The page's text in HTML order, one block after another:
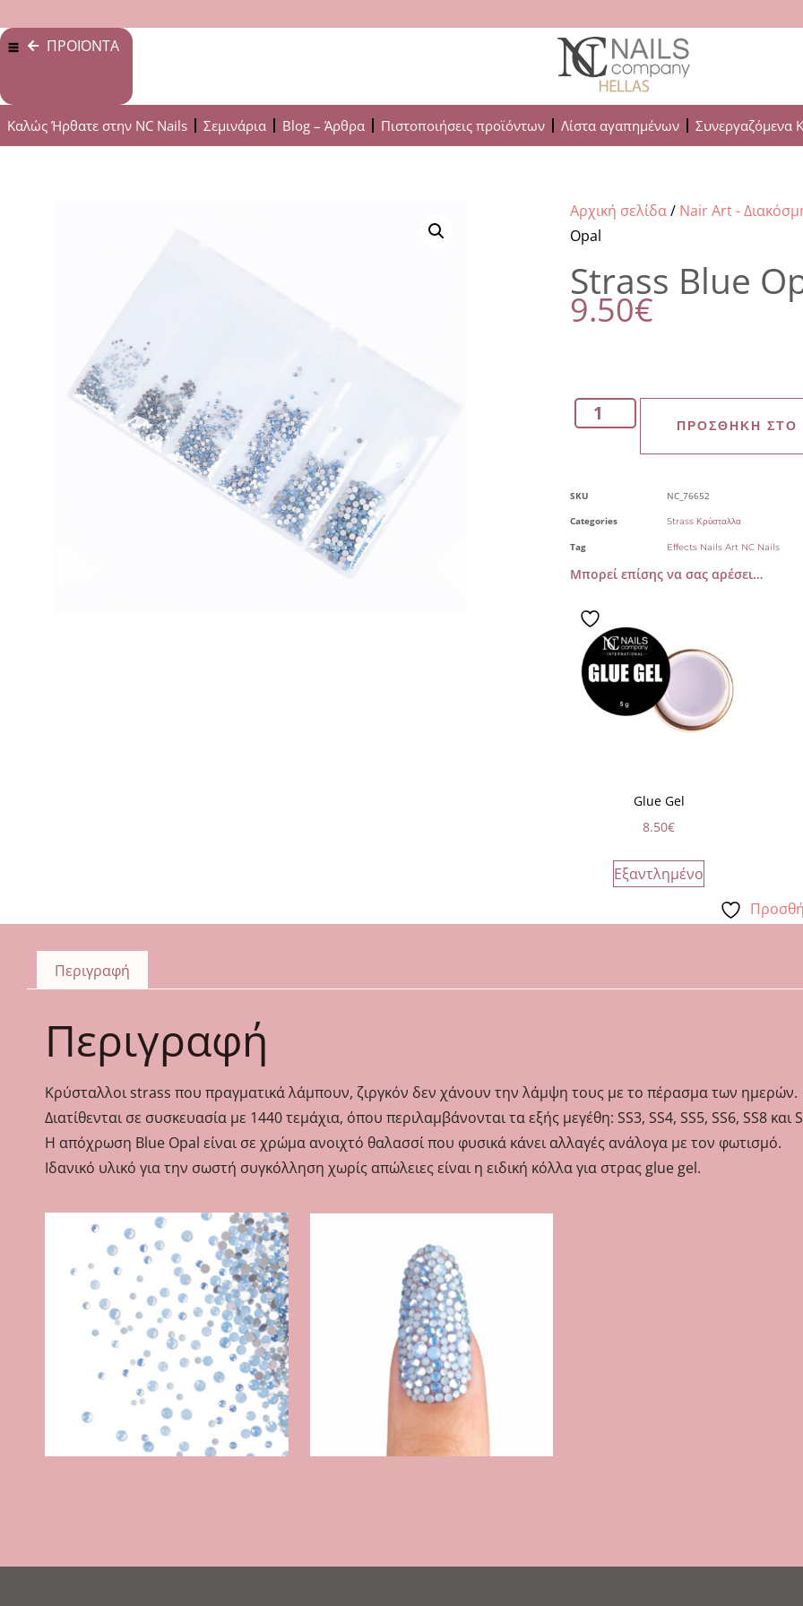
ΠΡΟΪΟΝΤΑ
Καλώς Ήρθατε στην NC Nails Σεμινάρια Blog – Άρθρα Πιστοποιήσεις προϊόντων Λίστα αγαπημένων Συνεργαζόμενα
Αρχική σελίδα/ Nair Art -
Opal
Strass Blue
9.50€
ΠΡΟΣΘΉΚΗ ΣΤΟ
SKU
NC_76652
Categories
Strass Κρύσταλλα
Tag Effects Nails Art NC Nails
Μπορεί επίσης να σας αρέσει…
Glue Gel
8.50€
Εξαντλημένο
Περιγραφή
Περιγραφή
Κρύσταλλοι strass που πραγματικά λάμπουν, ζιργκόν δεν χάνουν την λάμψη τους με το πέρασμα των ημερών.
Διατίθενται σε συσκευασία με 1440 τεμάχια, όπου περιλαμβάνονται τα εξής μεγέθη: SS3, SS4, SS5, SS6, SS8 και
Η απόχρωση Blue Opal είναι σε χρώμα ανοιχτό θαλασσί που φυσικά κάνει αλλαγές ανάλογα με τον φωτισμό.
Ιδανικό υλικό για την σωστή συγκόλληση χωρίς απώλειες είναι η ειδική κόλλα για στρας glue gel.